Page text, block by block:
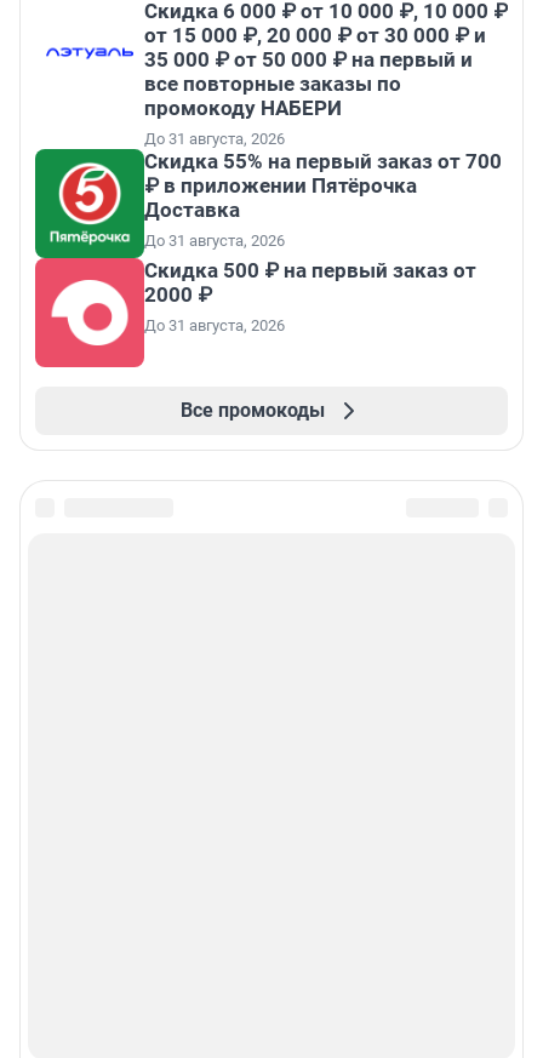
Скидка 6 000 ₽ от 10 000 ₽, 10 000 ₽
от 15 000 ₽, 20 000 ₽ от 30 000 ₽ и
35 000 ₽ от 50 000 ₽ на первый и
все повторные заказы по
промокоду НАБЕРИ
До 31 августа, 2026
Скидка 55% на первый заказ от 700
₽ в приложении Пятёрочка
Доставка
До 31 августа, 2026
Скидка 500 ₽ на первый заказ от
2000 ₽
До 31 августа, 2026
Все промокоды